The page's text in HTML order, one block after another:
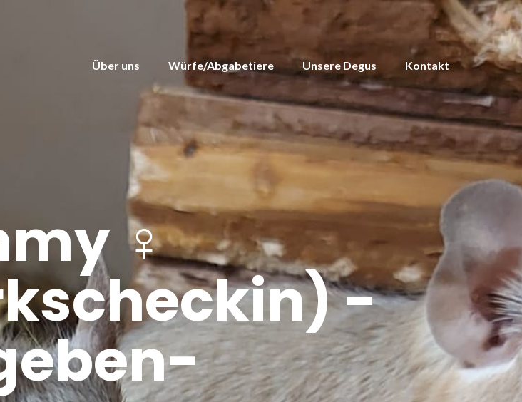
Über uns Würfe/Abgabetiere Unsere Degus Kontakt
♀
-